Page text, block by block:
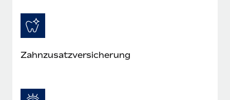
Zahn­zusatz­versicherung